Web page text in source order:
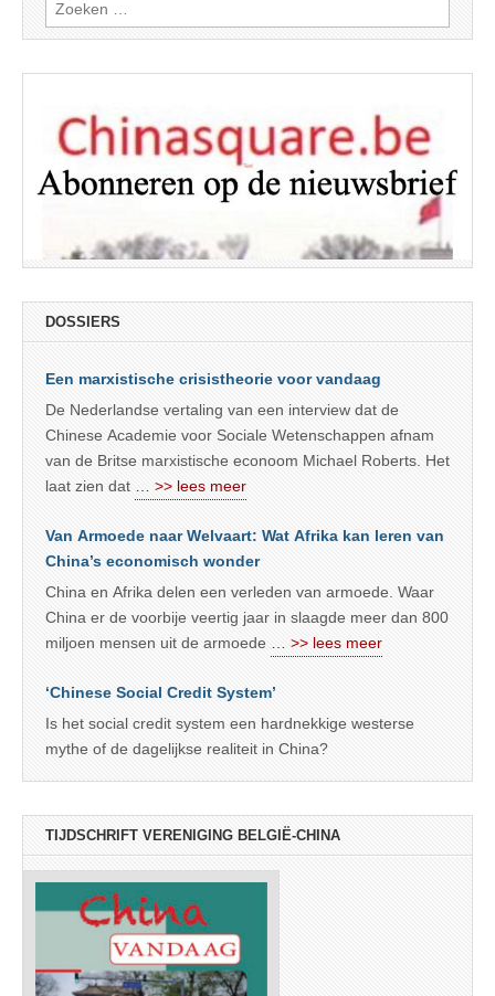
naar:
DOSSIERS
Een marxistische crisistheorie voor vandaag
De Nederlandse vertaling van een interview dat de
Chinese Academie voor Sociale Wetenschappen afnam
van de Britse marxistische econoom Michael Roberts. Het
laat zien dat
… >> lees meer
Van Armoede naar Welvaart: Wat Afrika kan leren van
China’s economisch wonder
China en Afrika delen een verleden van armoede. Waar
China er de voorbije veertig jaar in slaagde meer dan 800
miljoen mensen uit de armoede
… >> lees meer
‘Chinese Social Credit System’
Is het social credit system een hardnekkige westerse
mythe of de dagelijkse realiteit in China?
TIJDSCHRIFT VERENIGING BELGIË-CHINA